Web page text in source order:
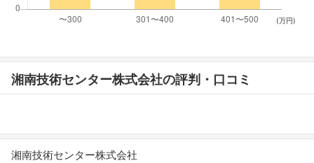
(万円)
湘南技術センター株式会社の評判・口コミ
湘南技術センター株式会社